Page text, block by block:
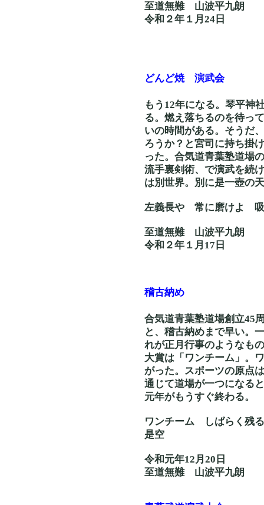
至道無難 山波平九朗
令和２年１月24日
どんど焼 演武会
もう12年になる。琴平神
る。燃え落ちるのを待っ
いの時間がある。そうだ
ろうか？と宮司に持ち掛
った。合気道青葉塾道場
流手裏剣術、で演武を続
は別世界。別に是一壺の
左義長や 常に磨
至道無難 山波平九朗
令和２年１月17日
稽古納め
合気道青葉塾道場創立45
と、稽古納めまで早い。
れが正月行事のようなも
大賞は「ワンチーム」。
がった。スポーツの原点
通じて道場が一つになる
元年がもうすぐ終わる。
ワンチーム しば
是空
令和元年12月20日
至道無難 山波平九朗